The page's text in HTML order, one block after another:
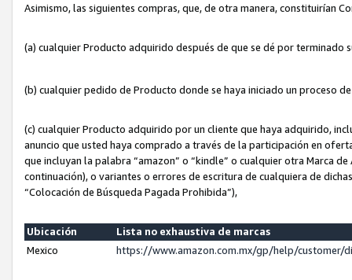
Asimismo, las siguientes compras, que, de otra manera, constituirían
(a) cualquier Producto adquirido después de que se dé por terminado
(b) cualquier pedido de Producto donde se haya iniciado un proceso
(c) cualquier Producto adquirido por un cliente que haya adquirido,
anuncio que usted haya comprado a través de la participación en
que incluyan la palabra “amazon” o “kindle” o cualquier otra Marca
continuación), o variantes o errores de escritura de cualquiera de
“Colocación de Búsqueda Pagada Prohibida”),
Ubicación
Lista no exhaustiva de marcas
Mexico
https://www.amazon.com.mx/gp/help/customer/